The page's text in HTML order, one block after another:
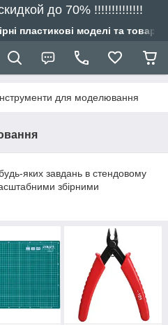
до 70% !!!!!!!!!!!!!!
пластикові моделі та
для моделювання
яких завдань в стендовому
збірними